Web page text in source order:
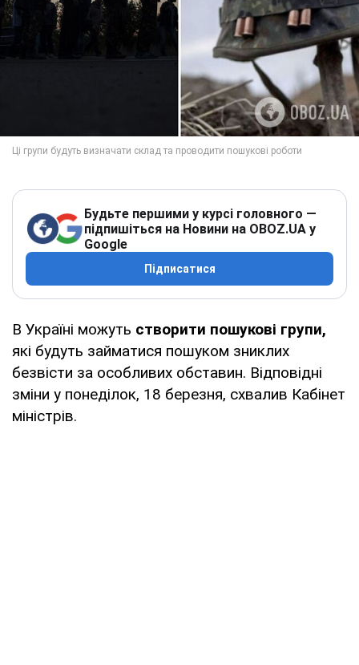
Будьте першими у курсі головного —
підпишіться на Новини на OBOZ.UA у
Google
Підписатися
В Україні можуть створити пошукові групи,
які будуть займатися пошуком зниклих
безвісти за особливих обставин. Відповідні
зміни у понеділок, 18 березня, схвалив Кабінет
міністрів.